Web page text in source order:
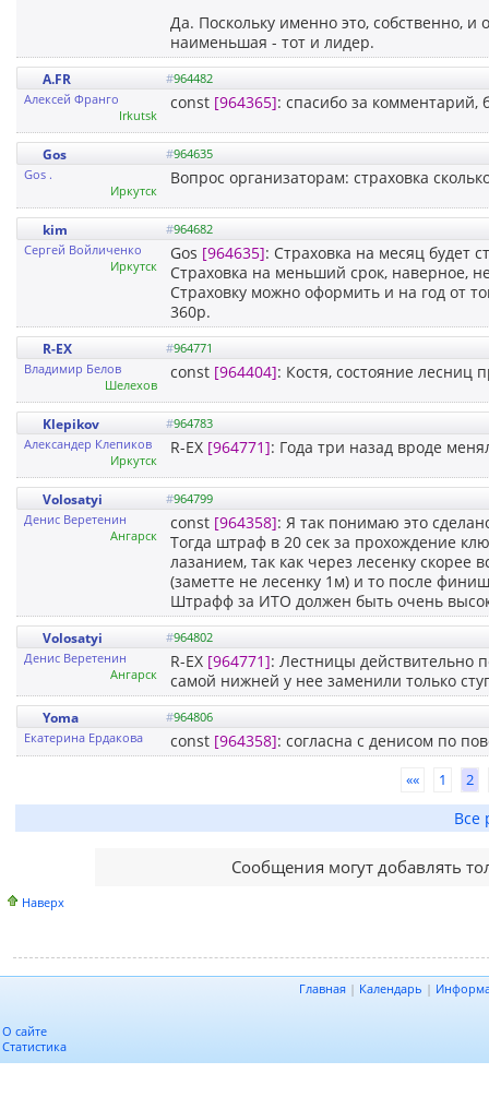
Да. Поскольку именно это, собственно,
наименьшая - тот и лидер.
A.FR #964482
Алексей Франго
Irkutsk
const [964365]: спасибо за комментарий,
Gos #964635
Gos .
Иркутск
Вопрос организаторам: страховка
kim #964682
Сергей Войличенко
Иркутск
Gos [964635]: Страховка на месяц будет
Страховка на меньший срок, наверное,
Страховку можно оформить и на год от
360р.
R-EX #964771
Владимир Белов
Шелехов
const [964404]: Костя, состояние
Klepikov #964783
Александер Клепиков
Иркутск
R-EX [964771]: Года три назад вроде
Volosatyi #964799
Денис Веретенин
Ангарск
const [964358]: Я так понимаю это
Тогда штраф в 20 сек за прохождение
лазанием, так как через лесенку
(заметте не лесенку 1м) и то после
Штрафф за ИТО должен быть очень
Volosatyi #964802
Денис Веретенин
Ангарск
R-EX [964771]: Лестницы действительно
самой нижней у нее заменили только
Yoma #964806
Екатерина Ердакова
const [964358]: согласна с денисом по
«« 1 2
Все
Сообщения могут добавлять
Наверх
Главная | Календарь |
О сайте
Статистика